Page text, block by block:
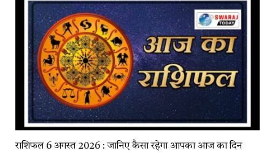
राशिफल 6 अगस्त 2026 : जानिए कैसा रहेगा आपका आज का दिन